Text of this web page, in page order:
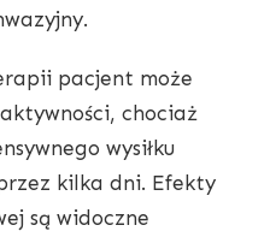
pacjent może
chociaż
wysiłku
kilka dni. Efekty
są widoczne